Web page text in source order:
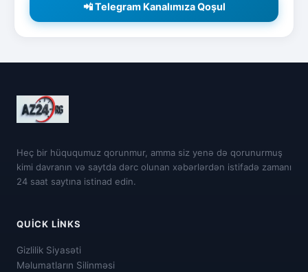
📲 Telegram Kanalımıza Qoşul
Heç bir hüququmuz qorunmur, amma siz yenə də qorunurmuş
kimi davranın və saytda dərc olunan xəbərlərdən istifadə zamanı
24 saat saytına istinad edin.
QUICK LINKS
Gizlilik Siyasəti
Məlumatların Silinməsi